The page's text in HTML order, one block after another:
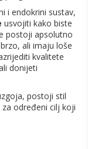
i endokrini sustav,
usvojiti kako biste
postoji apsolutno
ali imaju loše
kvalitete
donijeti
postoji stil
određeni cilj koji